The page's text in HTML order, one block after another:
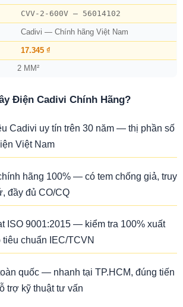
CVV-2-600V – 56014102
Cadivi — Chính hãng Việt Nam
17.345 ₫
2 MM²
Điện Cadivi Chính Hãng?
Cadivi uy tín trên 30 năm — thị phần số
Việt Nam
hãng 100% — có tem chống giả, truy
đầy đủ CO/CQ
ISO 9001:2015 — kiểm tra 100% xuất
chuẩn IEC/TCVN
quốc — nhanh tại TP.HCM, đúng tiến
trợ kỹ thuật tư vấn